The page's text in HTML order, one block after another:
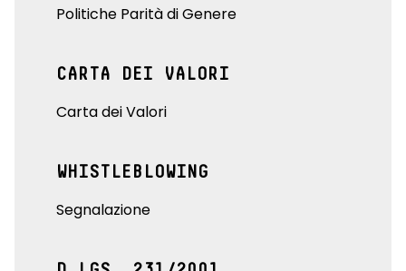
Politiche Parità di Genere
CARTA DEI VALORI
Carta dei Valori
WHISTLEBLOWING
Segnalazione